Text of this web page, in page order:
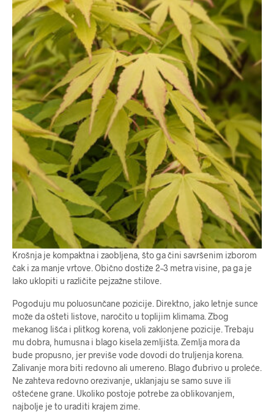
Krošnja je kompaktna i zaobljena, što ga čini savršenim izborom
čak i za manje vrtove. Obično dostiže 2–3 metra visine, pa ga je
lako uklopiti u različite pejzažne stilove.
Pogoduju mu poluosunčane pozicije. Direktno, jako letnje sunce
može da ošteti listove, naročito u toplijim klimama. Zbog
mekanog lišća i plitkog korena, voli zaklonjene pozicije. Trebaju
mu dobra, humusna i blago kisela zemljišta. Zemlja mora da
bude propusno, jer previše vode dovodi do truljenja korena.
Zalivanje mora biti redovno ali umereno. Blago đubrivo u proleće.
Ne zahteva redovno orezivanje, uklanjaju se samo suve ili
oštećene grane. Ukoliko postoje potrebe za oblikovanjem,
najbolje je to uraditi krajem zime.